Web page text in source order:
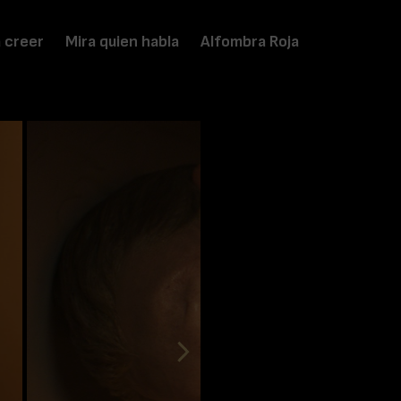
creer Mira quien habla Alfombra Roja